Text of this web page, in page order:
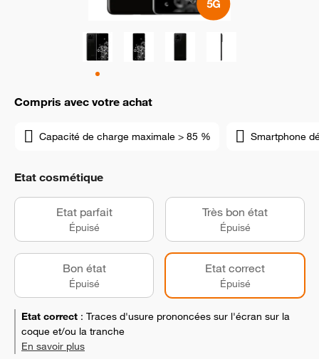
Compris avec votre achat
Capacité de charge maximale > 85 % Smartphone
Etat cosmétique
Etat parfait
Épuisé
Très bon état
Épuisé
Bon état
Épuisé
Etat correct
Épuisé
Etat correct : Traces d'usure prononcées sur l'écran sur la
coque et/ou la tranche
En savoir plus